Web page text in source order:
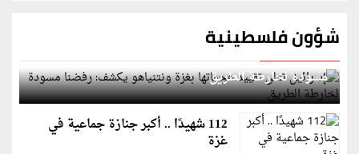
شؤون فلسطينية
إسرائيل تعلن تقييد هجماتها بغزة ونتنياهو يكشف: رفضنا
مسودة لخارطة الطريق
112 شهيدًا .. أكبر جنازة جماعية في
غزة